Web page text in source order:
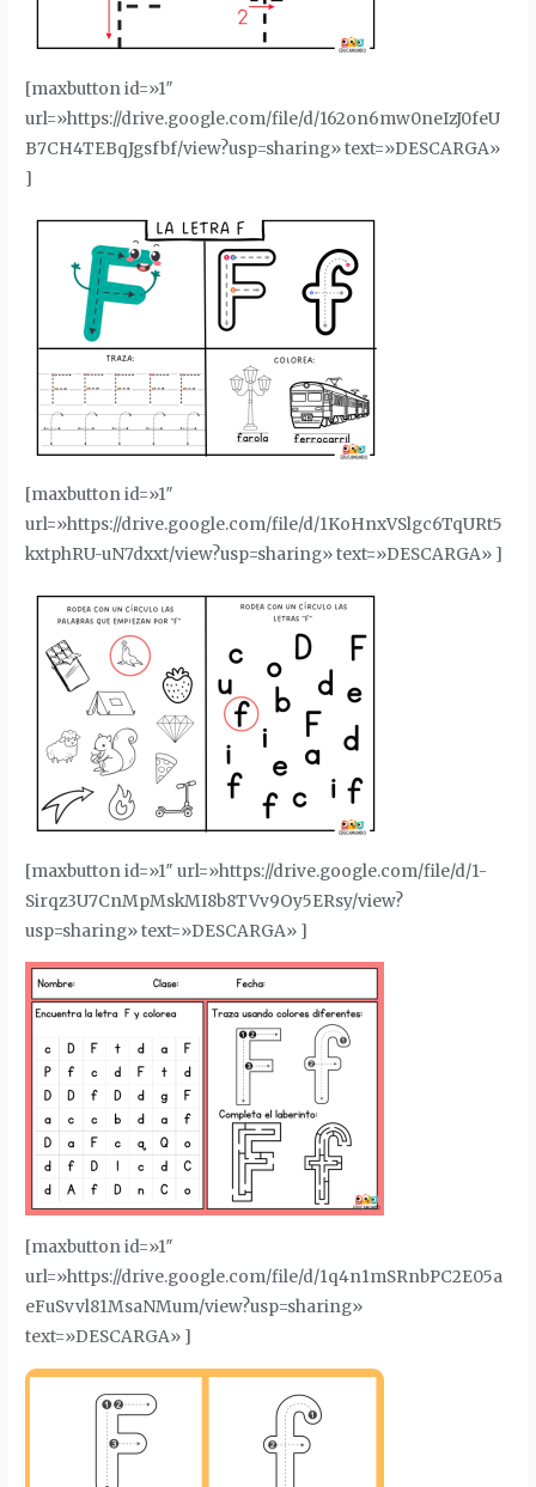
[maxbutton id=»1″
url=»https://drive.google.com/file/d/162on6mw0neIzJ0feU
B7CH4TEBqJgsfbf/view?usp=sharing» text=»DESCARGA»
]
[maxbutton id=»1″
url=»https://drive.google.com/file/d/1KoHnxVSlgc6TqURt5
kxtphRU-uN7dxxt/view?usp=sharing» text=»DESCARGA» ]
[maxbutton id=»1″ url=»https://drive.google.com/file/d/1-
Sirqz3U7CnMpMskMI8b8TVv9Oy5ERsy/view?
usp=sharing» text=»DESCARGA» ]
[maxbutton id=»1″
url=»https://drive.google.com/file/d/1q4n1mSRnbPC2E05a
eFuSvvl81MsaNMum/view?usp=sharing»
text=»DESCARGA» ]